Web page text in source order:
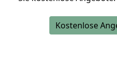
Kostenlose